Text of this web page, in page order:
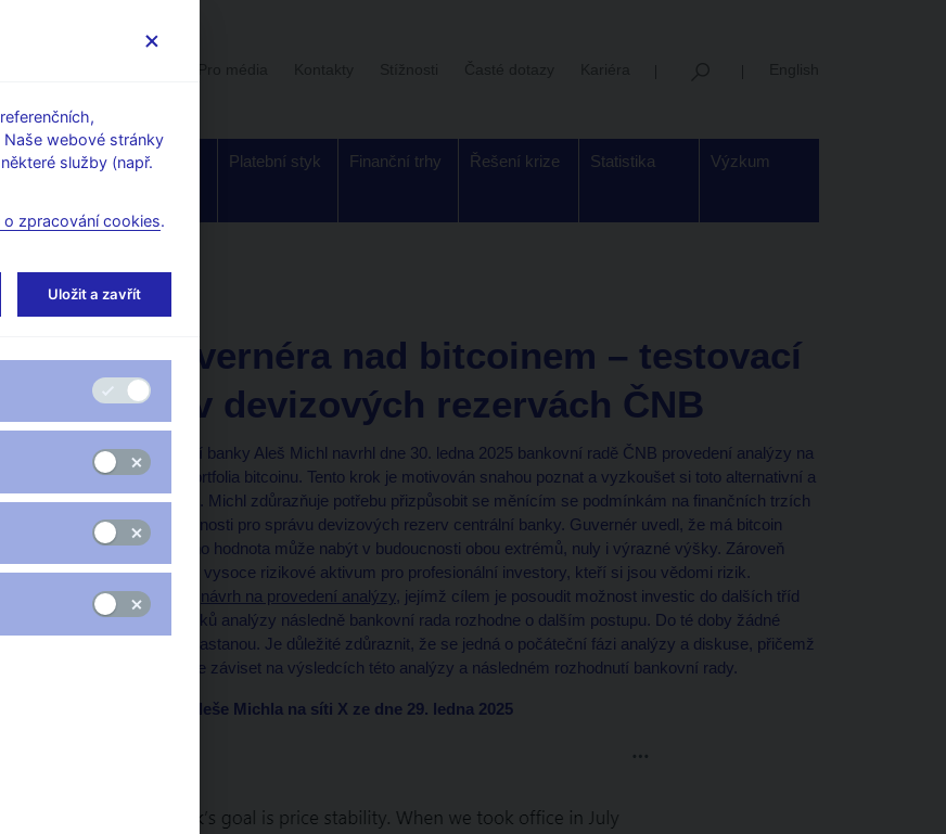
a
Bankovky a
Platební styk Finanční trhy Řešení krize Statistika Výzkum
články, rozhovory
Úvahy guvernéra nad bitcoinem – testovací
portfolio v devizových rezervách ČNB
Guvernér České národní banky Aleš Michl navrhl dne 30. ledna 2025 bankovní radě ČNB provedení analýzy na
vytvoření testovacího portfolia bitcoinu. Tento krok je motivován snahou poznat a vyzkoušet si toto alternativní a
vysoce rizikové aktivum. Michl zdůrazňuje potřebu přizpůsobit se měnícím se podmínkám na finančních trzích
a prozkoumat nové možnosti pro správu devizových rezerv centrální banky. Guvernér uvedl, že má bitcoin
významnou volatilitu, jeho hodnota může nabýt v budoucnosti obou extrémů, nuly i výrazné výšky. Zároveň
připomněl, že se jedná o vysoce rizikové aktivum pro profesionální investory, kteří si jsou vědomi rizik.
Bankovní rada schválila návrh na provedení analýzy, jejímž cílem je posoudit možnost investic do dalších tříd
aktiv. Na základě výsledků analýzy následně bankovní rada rozhodne o dalším postupu. Do té doby žádné
změny v této oblasti nenastanou. Je důležité zdůraznit, že se jedná o počáteční fázi analýzy a diskuse, přičemž
konečné rozhodnutí bude záviset na výsledcích této analýzy a následném rozhodnutí bankovní rady.
Komentář guvernéra Aleše Michla na síti X ze dne 29. ledna 2025
webové stránky
služby (např.
o zpracování cookies.
Uložit a zavřít